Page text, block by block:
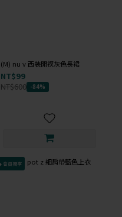
(M) nu v 西裝開衩灰色長裙
NT$99
NT$600 -84%
會員獨享